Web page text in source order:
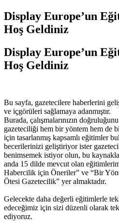
Display Europe’un
Hoş Geldiniz
Display Europe’un
Hoş Geldiniz
Bu sayfa, gazetecilere haberlerini
ve içgörüleri sağlamaya adanmıştır.
Burada, çalışmalarınızın
gazeteciliği hem bir yöntem hem de
için tasarlanmış kapsamlı eğitimler
becerilerinizi geliştiriyor ister
benimsemek istiyor olun, bu
anda 15 dilde mevcut olan
Habercilik için Öneriler” ve “Bir
Ötesi Gazetecilik” yer almaktadır.
Gelecekte daha değerli eğitimlerle
edeceğimiz için sizi düzenli olarak
ediyoruz.